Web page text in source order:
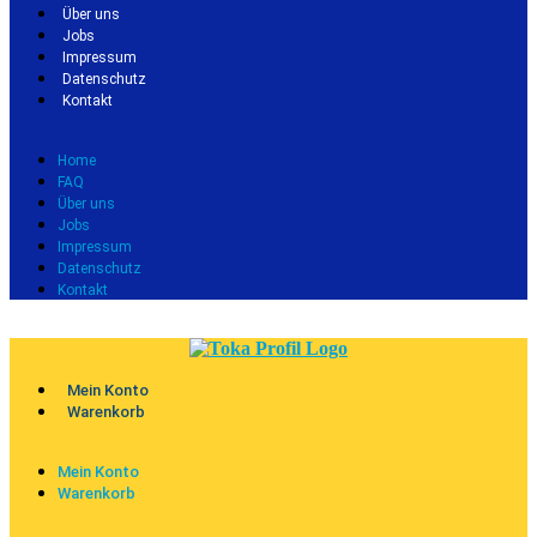
Über uns
Jobs
Impressum
Datenschutz
Kontakt
Home
FAQ
Über uns
Jobs
Impressum
Datenschutz
Kontakt
Mein Konto
Warenkorb
Mein Konto
Warenkorb